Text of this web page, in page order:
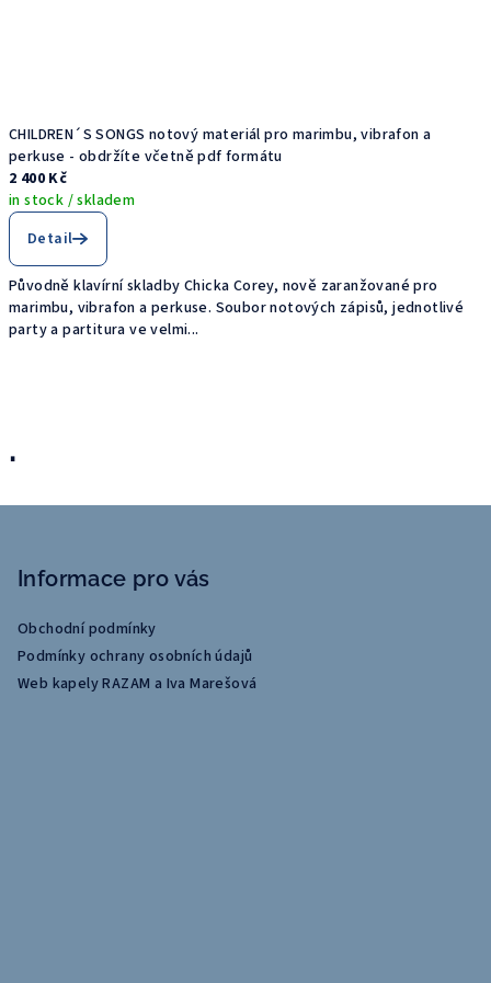
CHILDREN´S SONGS notový materiál pro marimbu, vibrafon a
perkuse - obdržíte včetně pdf formátu
2 400 Kč
in stock / skladem
Detail
Původně klavírní skladby Chicka Corey, nově zaranžované pro
marimbu, vibrafon a perkuse. Soubor notových zápisů, jednotlivé
party a partitura ve velmi...
.
Informace pro vás
Obchodní podmínky
Podmínky ochrany osobních údajů
Web kapely RAZAM a Iva Marešová